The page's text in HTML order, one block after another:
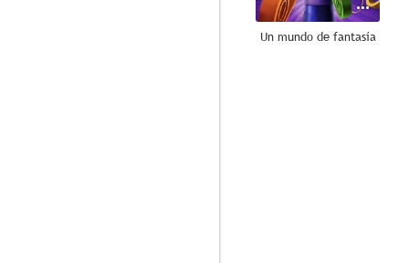
Un mundo de fantasía